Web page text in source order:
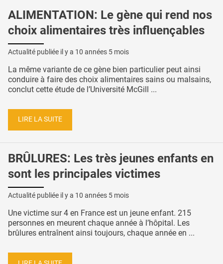
ALIMENTATION: Le gène qui rend nos
choix alimentaires très influençables
Actualité publiée il y a 10 années 5 mois
La même variante de ce gène bien particulier peut ainsi
conduire à faire des choix alimentaires sains ou malsains,
conclut cette étude de l’Université McGill ...
LIRE LA SUITE
BRÛLURES: Les très jeunes enfants en
sont les principales victimes
Actualité publiée il y a 10 années 5 mois
Une victime sur 4 en France est un jeune enfant. 215
personnes en meurent chaque année à l’hôpital. Les
brûlures entraînent ainsi toujours, chaque année en ...